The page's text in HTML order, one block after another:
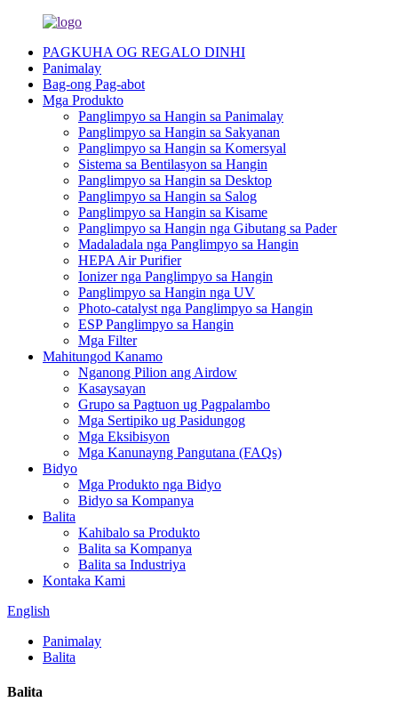
PAGKUHA OG REGALO DINHI
Panimalay
Bag-ong Pag-abot
Mga Produkto
Panglimpyo sa Hangin sa Panimalay
Panglimpyo sa Hangin sa Sakyanan
Panglimpyo sa Hangin sa Komersyal
Sistema sa Bentilasyon sa Hangin
Panglimpyo sa Hangin sa Desktop
Panglimpyo sa Hangin sa Salog
Panglimpyo sa Hangin sa Kisame
Panglimpyo sa Hangin nga Gibutang sa Pader
Madaladala nga Panglimpyo sa Hangin
HEPA Air Purifier
Ionizer nga Panglimpyo sa Hangin
Panglimpyo sa Hangin nga UV
Photo-catalyst nga Panglimpyo sa Hangin
ESP Panglimpyo sa Hangin
Mga Filter
Mahitungod Kanamo
Nganong Pilion ang Airdow
Kasaysayan
Grupo sa Pagtuon ug Pagpalambo
Mga Sertipiko ug Pasidungog
Mga Eksibisyon
Mga Kanunayng Pangutana (FAQs)
Bidyo
Mga Produkto nga Bidyo
Bidyo sa Kompanya
Balita
Kahibalo sa Produkto
Balita sa Kompanya
Balita sa Industriya
Kontaka Kami
English
Panimalay
Balita
Balita